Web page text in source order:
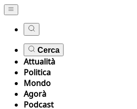
Cerca
Attualità
Politica
Mondo
Agorà
Podcast